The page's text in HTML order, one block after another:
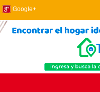
Google+